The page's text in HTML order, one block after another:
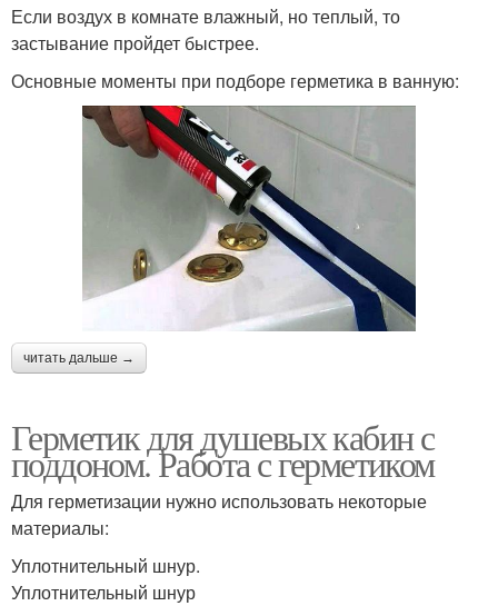
Если воздух в комнате влажный, но теплый, то
застывание пройдет быстрее.
Основные моменты при подборе герметика в ванную:
читать дальше →
Герметик для душевых кабин с
поддоном. Работа с герметиком
Для герметизации нужно использовать некоторые
материалы:
Уплотнительный шнур.
Уплотнительный шнур